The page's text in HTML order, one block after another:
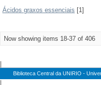
Ácidos graxos essenciais [1]
Now showing items 18-37 of 406
Biblioteca Central da UNIRIO -